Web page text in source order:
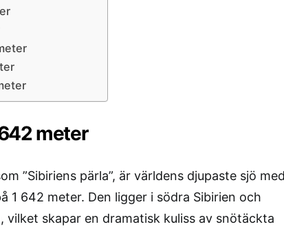
meter
”Sibiriens pärla”, är världens djupaste sjö med
1 642 meter. Den ligger i södra Sibirien och
vilket skapar en dramatisk kuliss av snötäckta